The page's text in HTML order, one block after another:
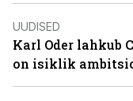
UUDISED
Karl Oder lahkub
on isiklik